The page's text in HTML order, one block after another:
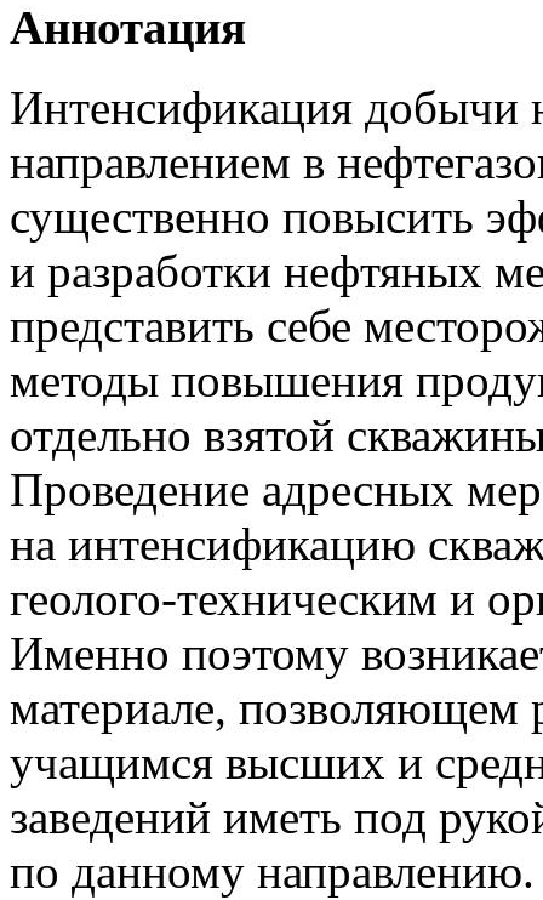
Аннотация
Интенсификация добычи
направлением в
существенно повысить
и разработки нефтяных
представить себе
методы повышения
отдельно взятой
Проведение адресных
на интенсификацию
геолого-техническим и
Именно поэтому
материале, позволяющем
учащимся высших и
заведений иметь под
по данному направлению.